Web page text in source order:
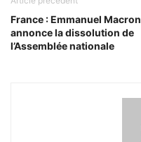
France : Emmanuel Macron
annonce la dissolution de
l’Assemblée nationale